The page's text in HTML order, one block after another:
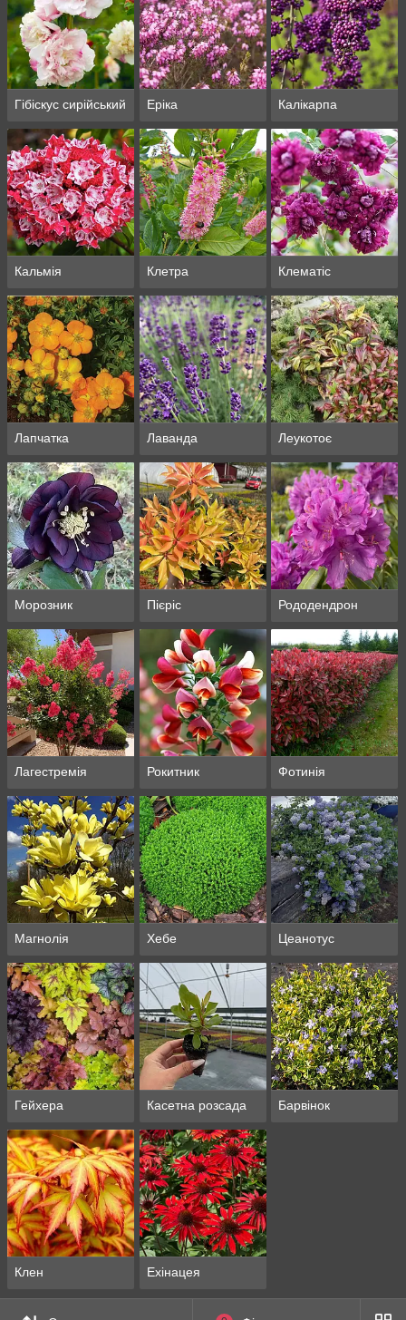
Гібіскус сирійський Еріка Калікарпа
Кальмія Клетра Клематіс
Лапчатка Лаванда Леукотоє
Морозник Пієріс Рододендрон
Лагестремія Рокитник Фотинія
Магнолія Хебе Цеанотус
Гейхера Касетна розсада Барвінок
Клен Ехінацея